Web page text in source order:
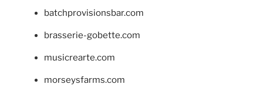
batchprovisionsbar.com
brasserie-gobette.com
musicrearte.com
morseysfarms.com